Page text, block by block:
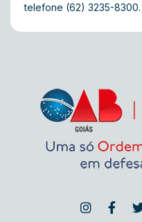
telefone (62) 3235-8300.